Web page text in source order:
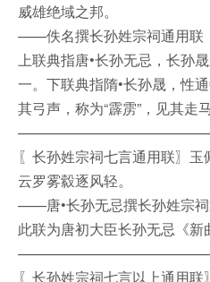
威雄绝域之邦。
——佚名撰长孙姓宗祠通用联
上联典指唐•长孙无忌，长孙
一。下联典指隋•长孙晟，性
其弓声，称为“霹雳”，见其走马
〖长孙姓宗祠七言通用联〗玉
云罗雾縠逐风轻。
——唐•长孙无忌撰长孙姓宗
此联为唐初大臣长孙无忌《新
〖长孙姓宗祠七言以上通用联〗